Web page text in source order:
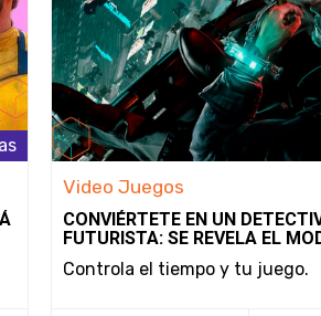
Video Juegos
CONVIÉRTETE EN UN
FUTURISTA: SE REVELA EL
Y LA FECHA DE LANZAMIENTO
WANTS TO DIE
Controla el tiempo y tu juego.